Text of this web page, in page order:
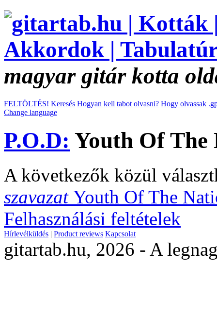
magyar gitár kotta
FELTÖLTÉS! Keresés Hogyan kell tabot olvasni? Hogy olvassak
Change language
P.O.D: Youth Of
A következők közül
szavazat Youth Of The
Felhasználási feltételek
Hírlevélküldés | Product reviews Kapcsolat
gitartab.hu, 2026 - A